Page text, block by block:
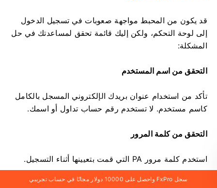
قد يكون من المحبط مواجهة صعوبات في تسجيل الدخول
إلى لوحة التحكم، ولكن إليك قائمة تحقق لمساعدتك في حل
المشكلة:
التحقق من اسم المستخدم
تأكد من استخدام عنوان بريدك الإلكتروني المسجل بالكامل
كاسم مستخدم. لا تستخدم رقم حساب تداول أو اسمك.
التحقق من كلمة المرور
استخدم كلمة مرور PA التي قمت بتعيينها أثناء التسجيل.
تأكد من عدم إضافة مسافات إضافية عن غير قصد،
سجل FxPro واحصل على 10000 دولار مجانًا في حساب تجريبي